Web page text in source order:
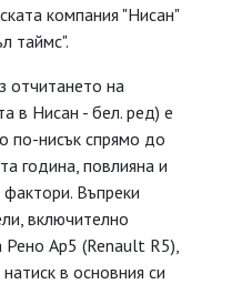
компания "Нисан"
таймс".
отчитането на
в Нисан - бел. ред) е
по-нисък спрямо до
година, повлияна и
Въпреки
включително
Рено Ар5 (Renault R5),
в основния си